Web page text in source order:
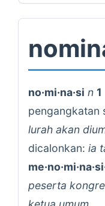
no·mi·na·si n 1
pengangkatan
lurah akan
dicalonkan: ia
peserta